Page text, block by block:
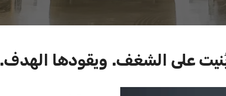
على الشغف. ويقودها الهدف.